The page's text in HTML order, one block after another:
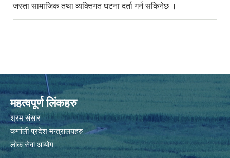
जस्ता सामाजिक तथा व्यक्तिगत घटना दर्ता गर्न सकिनेछ ।
महत्वपूर्ण लिंकहरु
श्रम संसार
कर्णाली प्रदेश मन्त्रालयहरु
लोक सेवा आयोग